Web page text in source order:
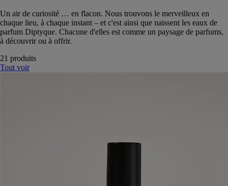
Un air de curiosité … en flacon. Nous trouvons le merveilleux en
chaque lieu, à chaque instant – et c'est ainsi que naissent les eaux de
parfum Diptyque. Chacune d'elles est comme un paysage de parfums,
à découvrir ou à offrir.
21 produits
Tout voir